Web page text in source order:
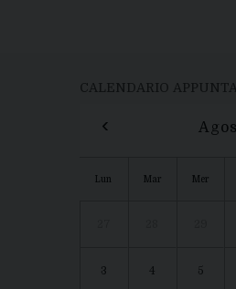
CALENDARIO
‹
Lun Mar Mer
3 4 5